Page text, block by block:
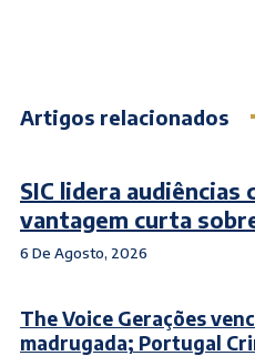
Artigos relacionados
SIC lidera
vantagem curta
6 De Agosto, 2026
The Voice Gerações
madrugada; Portugal